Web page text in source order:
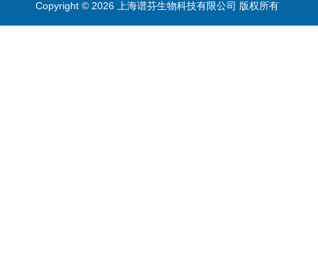
Copyright © 2026 上海谱芬生物科技有限公司 版权所有